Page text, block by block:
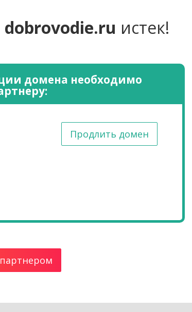
dobrovodie.ru истек!
домена необходимо
Продлить домен
партнером